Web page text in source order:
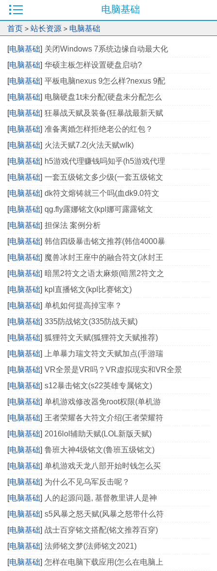
电脑基础
首页 > 站长资源 > 电脑基础
[电脑基础] 关闭Windows 7系统边缘自动最大化
[电脑基础] 华硕主板怎样设置硬盘启动?
[电脑基础] 平板电脑nexus 9怎么样?nexus 9配
[电脑基础] 电脑硬盘1t未分配(硬盘未分配怎么
[电脑基础] 狂暴战天赋及装备(狂暴战最新天赋
[电脑基础] 准备离婚怎样拒绝老公的红包？
[电脑基础] 火法天赋7.2(火法天赋wlk)
[电脑基础] h5游戏代理赚钱吗知乎(h5游戏代理
[电脑基础] 一套五级铭文多少级(一套五级铭文
[电脑基础] dk符文熔铸就三个吗(血dk9.0符文
[电脑基础] qg.fly露娜铭文(kpl娜可露露铭文
[电脑基础] 担保法 案例分析
[电脑基础] 韩信四级暴击铭文推荐(韩信4000暴
[电脑基础] 魔兽冰封王座中的融合符文(冰封王
[电脑基础] 暗黑2符文之语太麻烦(暗黑2符文之
[电脑基础] kpl直播铭文(kpl比赛铭文)
[电脑基础] 单机如何提高掉宝率？
[电脑基础] 335防战铭文(335防战天赋)
[电脑基础] 狐狸符文天赋(狐狸符文天赋推荐)
[电脑基础]
上单暴力瑞文符文天赋加点(手游瑞
[电脑基础] VR全景是VR吗？VR虚拟现实和VR全景
[电脑基础] s12暴击铭文(s22英雄专属铭文)
[电脑基础] 单机游戏修改器免root权限(单机游
[电脑基础] 王者荣耀各大符文介绍(王者荣耀符
[电脑基础] 2016lol辅助天赋(LOL新版天赋)
[电脑基础] 鲁班大神4级铭文(鲁班五级铭文)
[电脑基础] 单机游戏天龙八部开始时钱怎么买
[电脑基础] 为什么不见乌军反击呢？
[电脑基础]
人的起源问题, 基督教里讲人是神
[电脑基础] s5风暴之怒天赋(风暴之怒带什么符
[电脑基础] 战士百穿铭文搭配(铭文推荐百穿)
[电脑基础] 法师铭文梦(法师铭文2021)
[电脑基础] 怎样在电脑下载应用(怎么在电脑上